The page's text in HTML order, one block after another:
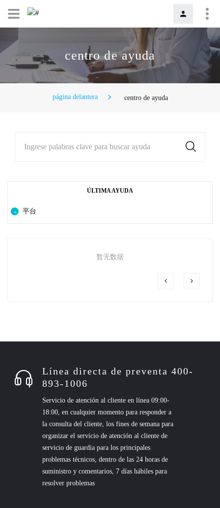
centro de ayuda
página delantera centro de ayuda
Ingrese palabras clave para buscar ayuda
ÚLTIMA AYUDA
平台
暂无数据
Línea directa de preventa 400-
893-1006
Servicio de atención al cliente en línea 09:00-
18:00, en cualquier momento para responder a
la consulta del cliente, los fines de semana para
organizar el servicio de atención al cliente de
servicio de guardia para los principales
problemas técnicos, dentro de las 24 horas de
suministro y comentarios, 7 días hábiles para
resolver problemas